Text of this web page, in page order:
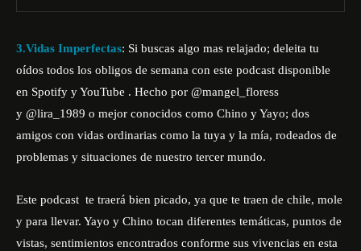
3.Vidas Imperfectas: Si buscas algo mas relajado; deleita tu
oídos todos los obligos de semana con este podcast disponible
en Spotify y YouTube . Hecho por @mangel_floress
y @lira_1989 o mejor conocidos como Chino y Yayo; dos
amigos con vidas ordinarias como la tuya y la mía, rodeados de
problemas y situaciones de nuestro tercer mundo.
Este podcast te traerá bien picado, ya que te traen de chile, mole
y para llevar. Yayo y Chino tocan diferentes temáticas, puntos de
vistas, sentimientos encontrados conforme sus vivencias en esta